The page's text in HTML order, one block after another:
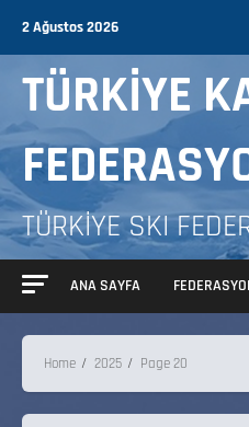
2 Ağustos 2026
TÜRKİYE
TÜRKİYE SKI
ANA SAYFA
Home 2025 Page 20